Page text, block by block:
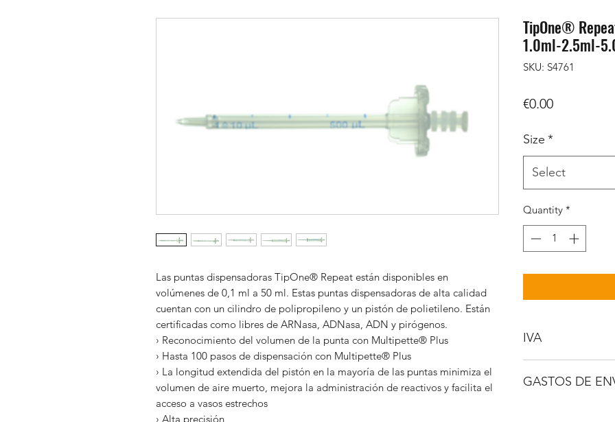
Las puntas dispensadoras TipOne® Repeat están disponibles en
volúmenes de 0,1 ml a 50 ml. Estas puntas dispensadoras de alta calidad
cuentan con un cilindro de polipropileno y un pistón de polietileno. Están
certificadas como libres de ARNasa, ADNasa, ADN y pirógenos.
› Reconocimiento del volumen de la punta con Multipette® Plus
› Hasta 100 pasos de dispensación con Multipette® Plus
› La longitud extendida del pistón en la mayoría de las puntas minimiza el
volumen de aire muerto, mejora la administración de reactivos y facilita el
acceso a vasos estrechos
› Alta precisión
TipOne®
1.0ml-2.5ml-
SKU: S4761
€0.00Price
Size *
Select
Quantity *
IVA
GASTOS DE